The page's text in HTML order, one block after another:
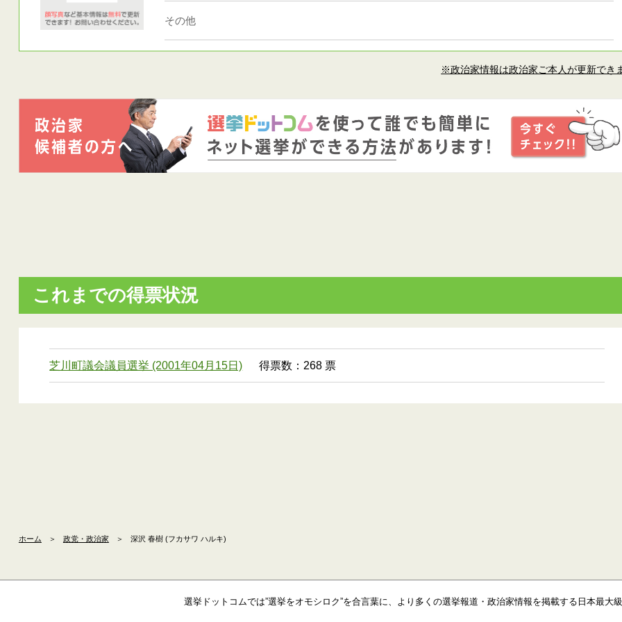
その他
※政治家情報は政治家ご本人が更新でき
これまでの得票状況
芝川町議会議員選挙 (2001年04月15日) 得票数：268 票
ホーム ＞ 政党・政治家 ＞ 深沢 春樹 (フカサワ ハルキ)
選挙ドットコムでは”選挙をオモシロク”を合言葉に、より多くの選挙報道・政治家情報を掲載する日本最大